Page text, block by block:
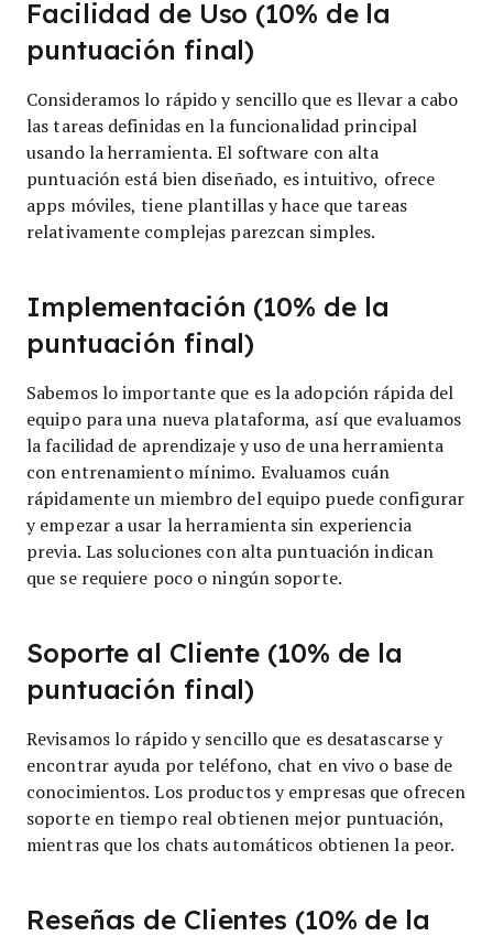
Facilidad de Uso (10% de la
puntuación final)
Consideramos lo rápido y sencillo que es llevar a cabo
las tareas definidas en la funcionalidad principal
usando la herramienta. El software con alta
puntuación está bien diseñado, es intuitivo, ofrece
apps móviles, tiene plantillas y hace que tareas
relativamente complejas parezcan simples.
Implementación (10% de la
puntuación final)
Sabemos lo importante que es la adopción rápida del
equipo para una nueva plataforma, así que evaluamos
la facilidad de aprendizaje y uso de una herramienta
con entrenamiento mínimo. Evaluamos cuán
rápidamente un miembro del equipo puede configurar
y empezar a usar la herramienta sin experiencia
previa. Las soluciones con alta puntuación indican
que se requiere poco o ningún soporte.
Soporte al Cliente (10% de la
puntuación final)
Revisamos lo rápido y sencillo que es desatascarse y
encontrar ayuda por teléfono, chat en vivo o base de
conocimientos. Los productos y empresas que ofrecen
soporte en tiempo real obtienen mejor puntuación,
mientras que los chats automáticos obtienen la peor.
Reseñas de Clientes (10% de la